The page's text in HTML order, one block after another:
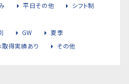
平日その他
シフト制
GW
夏季
取得実績あり その他